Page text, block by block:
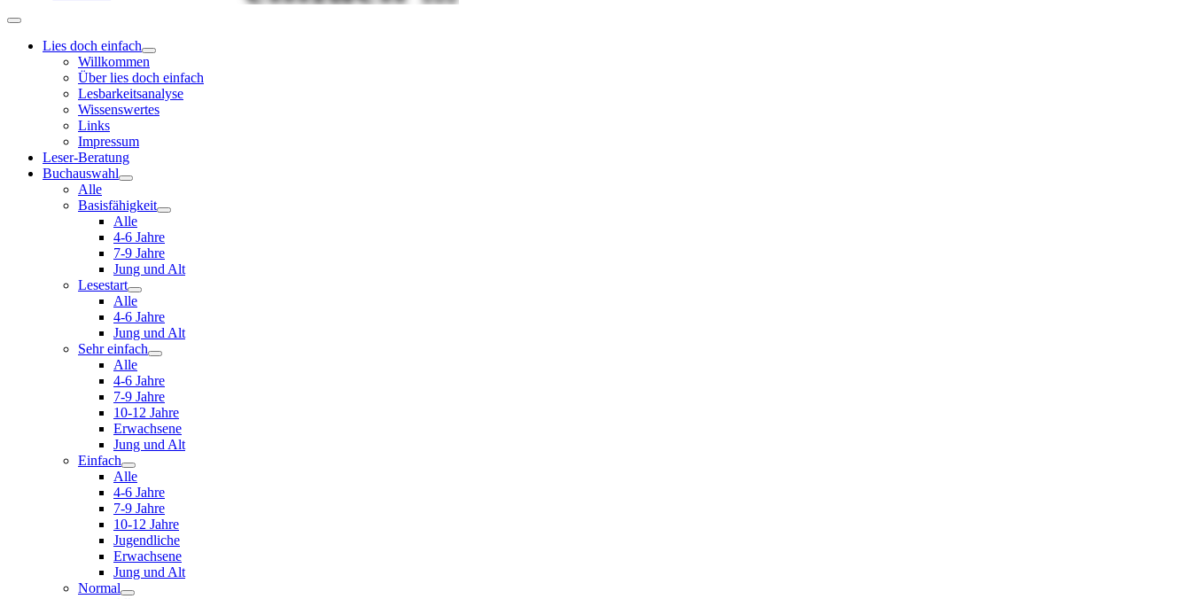
Lies doch einfach
Willkommen
Über lies doch einfach
Lesbarkeitsanalyse
Wissenswertes
Links
Impressum
Leser-Beratung
Buchauswahl
Alle
Basisfähigkeit
Alle
4-6 Jahre
7-9 Jahre
Jung und Alt
Lesestart
Alle
4-6 Jahre
Jung und Alt
Sehr einfach
Alle
4-6 Jahre
7-9 Jahre
10-12 Jahre
Erwachsene
Jung und Alt
Einfach
Alle
4-6 Jahre
7-9 Jahre
10-12 Jahre
Jugendliche
Erwachsene
Jung und Alt
Normal